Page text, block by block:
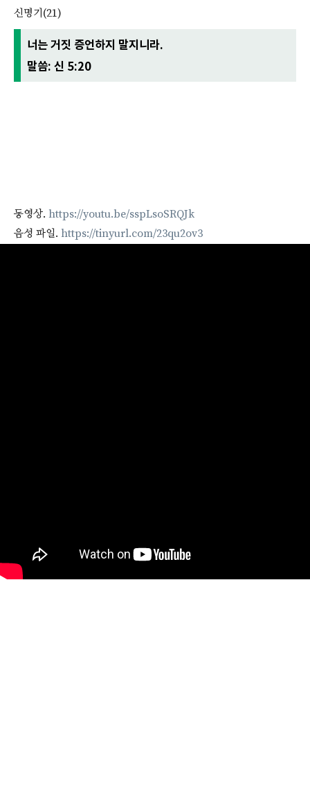
신명기(21)
너는 거짓 증언하지 말지니라.
말씀: 신 5:20
동영상. https://youtu.be/sspLsoSRQJk
음성 파일. https://tinyurl.com/23qu2ov3